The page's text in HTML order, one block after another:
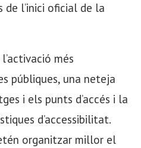
l’inici oficial de la
més
públiques, una neteja
i els punts d’accés i la
d’accessibilitat.
organitzar millor el